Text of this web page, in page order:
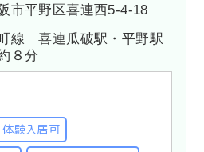
市平野区喜連西5-4-18
線 喜連瓜破駅・平野駅
８分
体験入居可